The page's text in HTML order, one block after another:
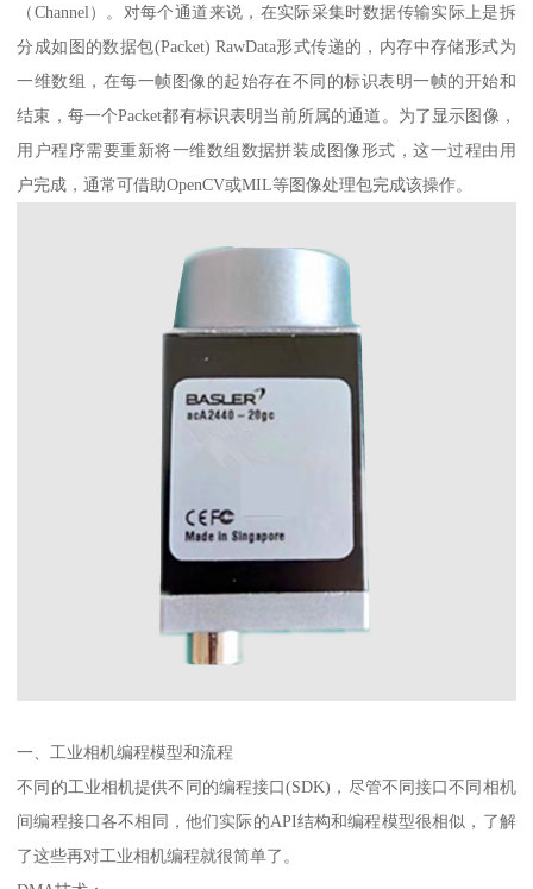
（Channel）。对每个通道来说，在实际采集时数据传输实际上是拆
分成如图的数据包(Packet) RawData形式传递的，内存中存储形式为
一维数组，在每一帧图像的起始存在不同的标识表明一帧的开始和
结束，每一个Packet都有标识表明当前所属的通道。为了显示图像，
用户程序需要重新将一维数组数据拼装成图像形式，这一过程由用
户完成，通常可借助OpenCV或MIL等图像处理包完成该操作。
一、工业相机编程模型和流程
不同的工业相机提供不同的编程接口(SDK)，尽管不同接口不同相机
间编程接口各不相同，他们实际的API结构和编程模型很相似，了解
了这些再对工业相机编程就很简单了。